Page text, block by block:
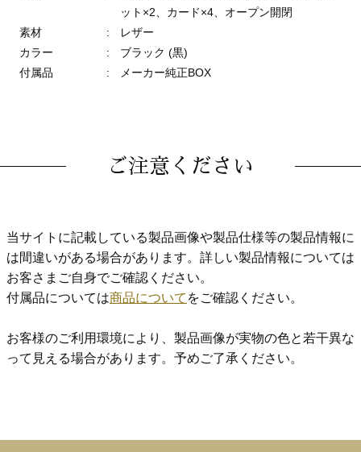
ット×2、カード×4、オープン開閉
素材
:
レザー
カラー
:
ブラック (黒)
付属品
: メーカー純正BOX
ご注意ください
当サイトに記載している製品画像や製品仕様等の製品情報に
は間違いがある場合があります。詳しい製品情報については
お客さまご自身でご確認ください。
付属品については商品について をご確認ください。
お客様のご利用環境により、製品画像が実物の色と若干異な
って見える場合があります。予めご了承ください。